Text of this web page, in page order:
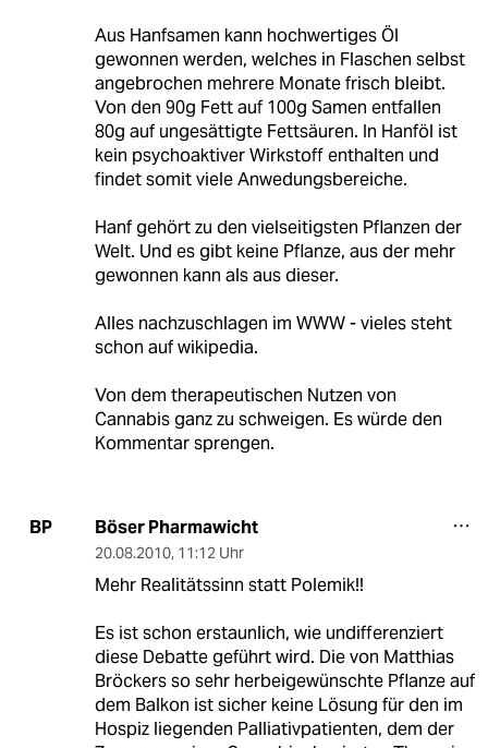
Aus Hanfsamen kann hochwertiges Öl
gewonnen werden, welches in Flaschen selbst
angebrochen mehrere Monate frisch bleibt.
Von den 90g Fett auf 100g Samen entfallen
80g auf ungesättigte Fettsäuren. In Hanföl ist
kein psychoaktiver Wirkstoff enthalten und
findet somit viele Anwedungsbereiche.
Hanf gehört zu den vielseitigsten Pflanzen der
Welt. Und es gibt keine Pflanze, aus der mehr
gewonnen kann als aus dieser.
Alles nachzuschlagen im WWW - vieles steht
schon auf wikipedia.
Von dem therapeutischen Nutzen von
Cannabis ganz zu schweigen. Es würde den
Kommentar sprengen.
BP Böser Pharmawicht
20.08.2010, 11:12 Uhr
Mehr Realitätssinn statt Polemik!!
Es ist schon erstaunlich, wie undifferenziert
diese Debatte geführt wird. Die von Matthias
Bröckers so sehr herbeigewünschte Pflanze auf
dem Balkon ist sicher keine Lösung für den im
Hospiz liegenden Palliativpatienten, dem der